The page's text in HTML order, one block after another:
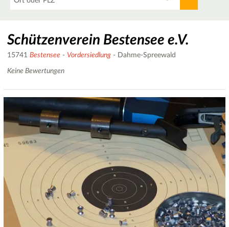
Schützenverein Bestensee e.V.
15741 Bestensee - Vordersiedlung - Dahme-Spreewald
Keine Bewertungen